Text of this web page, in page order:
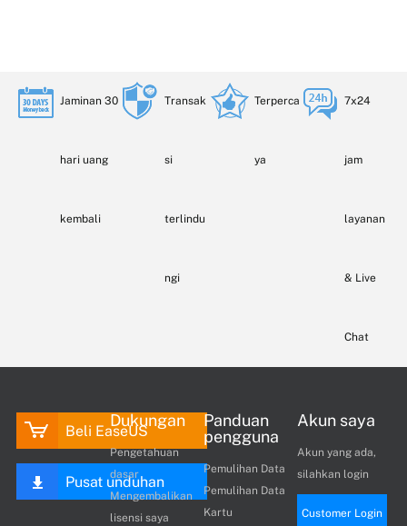
Jaminan 30
hari uang
kembali
Transak
si
terlindu
ngi
Terperca
ya
7x24
jam
layanan
& Live
Chat
Beli EaseUS
Pusat unduhan
Dukungan
Pengetahuan
dasar
Mengembalikan
lisensi saya
Panduan
pengguna
Pemulihan Data
Pemulihan Data
Kartu
Akun saya
Akun yang ada,
silahkan login
Customer Login